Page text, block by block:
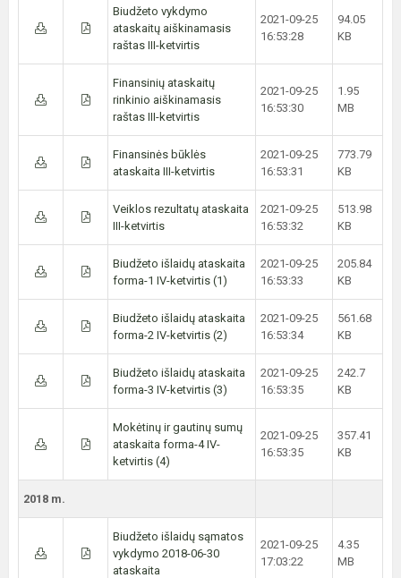
Biudžeto vykdymo
ataskaitų aiškinamasis
raštas III-ketvirtis
2021-09-25
16:53:28
94.05
KB
Finansinių ataskaitų
rinkinio aiškinamasis
raštas III-ketvirtis
2021-09-25
16:53:30
1.95
MB
Finansinės būklės
ataskaita III-ketvirtis
2021-09-25
16:53:31
773.79
KB
Veiklos rezultatų ataskaita
III-ketvirtis
2021-09-25
16:53:32
513.98
KB
Biudžeto išlaidų ataskaita
forma-1 IV-ketvirtis (1)
2021-09-25
16:53:33
205.84
KB
Biudžeto išlaidų ataskaita
forma-2 IV-ketvirtis (2)
2021-09-25
16:53:34
561.68
KB
Biudžeto išlaidų ataskaita
forma-3 IV-ketvirtis (3)
2021-09-25
16:53:35
242.7
KB
Mokėtinų ir gautinų sumų
ataskaita forma-4 IV-
ketvirtis (4)
2021-09-25
16:53:35
357.41
KB
2018 m.
Biudžeto išlaidų sąmatos
vykdymo 2018-06-30
ataskaita
2021-09-25
17:03:22
4.35
MB